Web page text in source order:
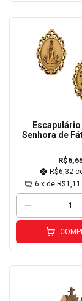
Senhora de
R$6,32
6 x de R$1,11